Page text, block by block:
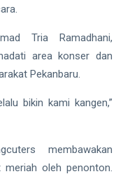
Tria Ramadhani,
area konser dan
Pekanbaru.
bikin kami kangen,”
membawakan
meriah oleh penonton.